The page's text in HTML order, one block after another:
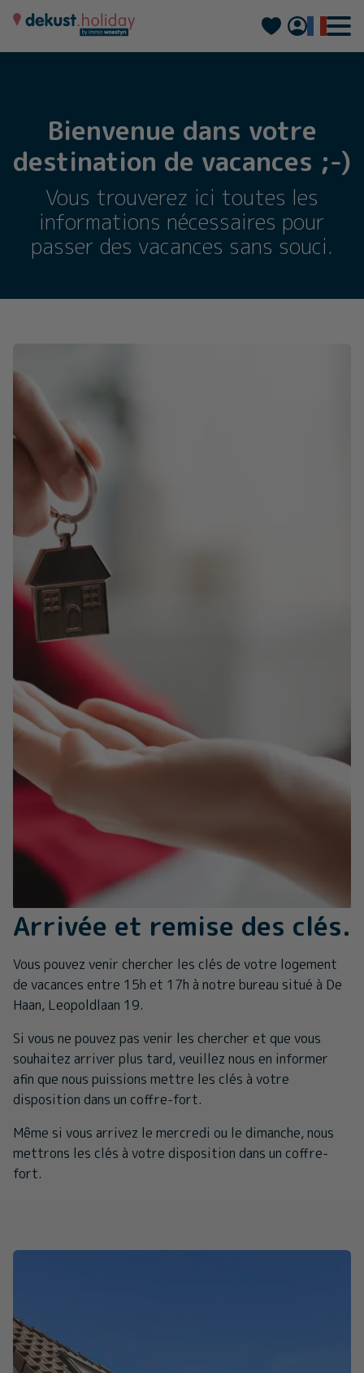
Deutsch
Bienvenue dans votre
destination de vacances ;-)
Vous trouverez ici toutes les
informations nécessaires pour
passer des vacances sans souci.
Arrivée et remise des clés.
Vous pouvez venir chercher les clés de votre logement
de vacances entre 15h et 17h à notre bureau situé à De
Haan, Leopoldlaan 19.
Si vous ne pouvez pas venir les chercher et que vous
souhaitez arriver plus tard, veuillez nous en informer
afin que nous puissions mettre les clés à votre
disposition dans un coffre-fort.
Même si vous arrivez le mercredi ou le dimanche, nous
mettrons les clés à votre disposition dans un coffre-
fort.